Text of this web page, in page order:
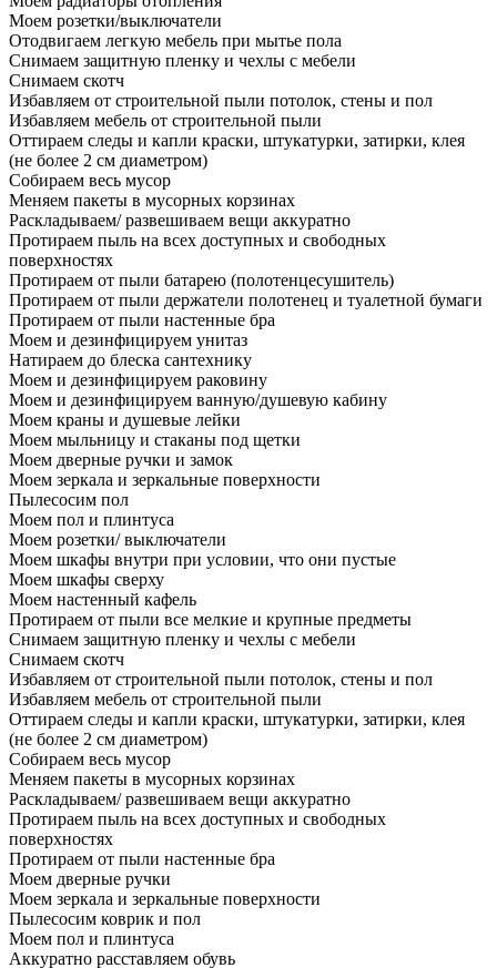
Моем розетки/выключатели
Отодвигаем легкую мебель при мытье пола
Снимаем защитную пленку и чехлы с мебели
Снимаем скотч
Избавляем от строительной пыли потолок, стены и пол
Избавляем мебель от строительной пыли
Оттираем следы и капли краски, штукатурки, затирки, клея
(не более 2 см диаметром)
Собираем весь мусор
Меняем пакеты в мусорных корзинах
Раскладываем/ развешиваем вещи аккуратно
Протираем пыль на всех доступных и свободных
поверхностях
Протираем от пыли батарею (полотенцесушитель)
Протираем от пыли держатели полотенец и туалетной бумаги
Протираем от пыли настенные бра
Моем и дезинфицируем унитаз
Натираем до блеска сантехнику
Моем и дезинфицируем раковину
Моем и дезинфицируем ванную/душевую кабину
Моем краны и душевые лейки
Моем мыльницу и стаканы под щетки
Моем дверные ручки и замок
Моем зеркала и зеркальные поверхности
Пылесосим пол
Моем пол и плинтуса
Моем розетки/ выключатели
Моем шкафы внутри при условии, что они пустые
Моем шкафы сверху
Моем настенный кафель
Протираем от пыли все мелкие и крупные предметы
Снимаем защитную пленку и чехлы с мебели
Снимаем скотч
Избавляем от строительной пыли потолок, стены и пол
Избавляем мебель от строительной пыли
Оттираем следы и капли краски, штукатурки, затирки, клея
(не более 2 см диаметром)
Собираем весь мусор
Меняем пакеты в мусорных корзинах
Раскладываем/ развешиваем вещи аккуратно
Протираем пыль на всех доступных и свободных
поверхностях
Протираем от пыли настенные бра
Моем дверные ручки
Моем зеркала и зеркальные поверхности
Пылесосим коврик и пол
Моем пол и плинтуса
Аккуратно расставляем обувь